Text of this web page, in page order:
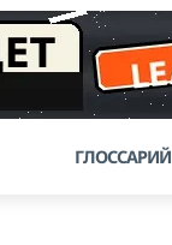
ГЛОССАРИЙ